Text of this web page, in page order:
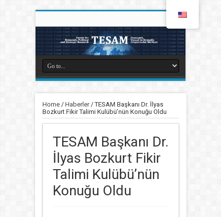
Home/ Haberler/TESAM Başkanı Dr. İlyas
Bozkurt Fikir Talimi Kulübü’nün Konuğu Oldu
TESAM Başkanı Dr.
İlyas Bozkurt Fikir
Talimi Kulübü’nün
Konuğu Oldu